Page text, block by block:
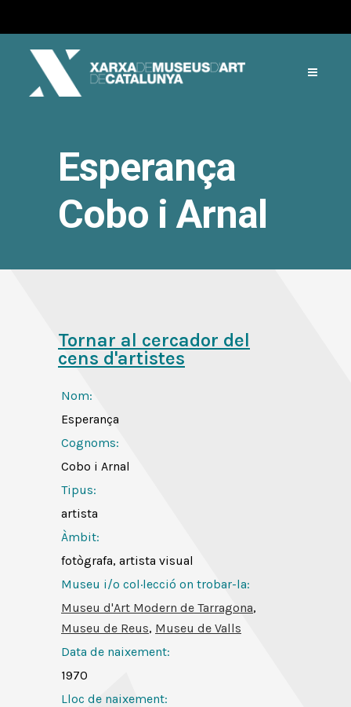
Esperança
Cobo i Arnal
Tornar al cercador del
cens d'artistes
Nom:
Esperança
Cognoms:
Cobo i Arnal
Tipus:
artista
Àmbit:
fotògrafa, artista visual
Museu i/o col·lecció on trobar-la:
Museu d'Art Modern de Tarragona,
Museu de Reus, Museu de Valls
Data de naixement:
1970
Lloc de naixement: